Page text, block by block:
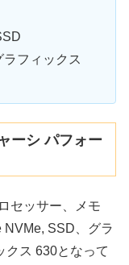
フィックス
ーシ パフォー
セッサー、メモ
NVMe, SSD、グラ
クス 630となって